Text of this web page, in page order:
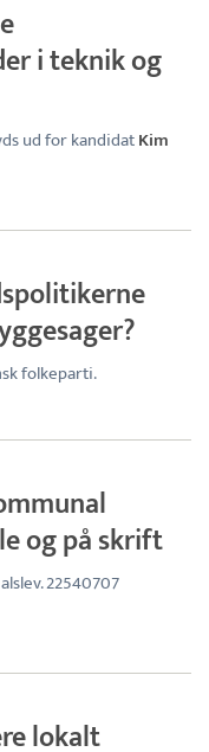
i teknik og
ud for kandidatKim
folkeparti.
og på skrift
22540707
lokalt